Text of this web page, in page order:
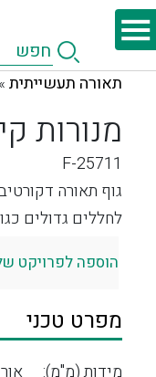
תאורה תעשייתית »
מנורות
F-25711
גוף תאורה
לחללים גדולים
הוספה לפרויקט
מפרט טכני
מידות (מ"מ):